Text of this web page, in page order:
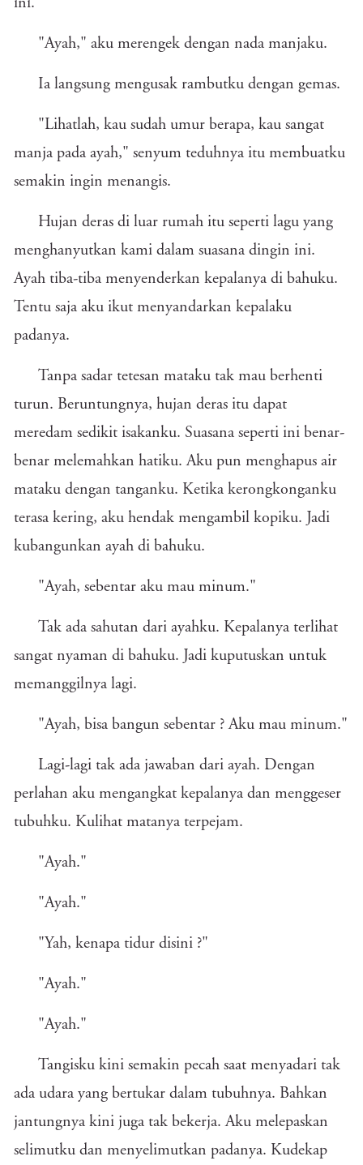
ini."
"Ayah," aku merengek dengan nada manjaku.
Ia langsung mengusak rambutku dengan gemas.
"Lihatlah, kau sudah umur berapa, kau sangat
manja pada ayah," senyum teduhnya itu membuatku
semakin ingin menangis.
Hujan deras di luar rumah itu seperti lagu yang
menghanyutkan kami dalam suasana dingin ini.
Ayah tiba-tiba menyenderkan kepalanya di bahuku.
Tentu saja aku ikut menyandarkan kepalaku
padanya.
Tanpa sadar tetesan mataku tak mau berhenti
turun. Beruntungnya, hujan deras itu dapat
meredam sedikit isakanku. Suasana seperti ini benar-
benar melemahkan hatiku. Aku pun menghapus air
mataku dengan tanganku. Ketika kerongkonganku
terasa kering, aku hendak mengambil kopiku. Jadi
kubangunkan ayah di bahuku.
"Ayah, sebentar aku mau minum."
Tak ada sahutan dari ayahku. Kepalanya terlihat
sangat nyaman di bahuku. Jadi kuputuskan untuk
memanggilnya lagi.
"Ayah, bisa bangun sebentar ? Aku mau minum."
Lagi-lagi tak ada jawaban dari ayah. Dengan
perlahan aku mengangkat kepalanya dan menggeser
tubuhku. Kulihat matanya terpejam.
"Ayah."
"Ayah."
"Yah, kenapa tidur disini ?"
"Ayah."
"Ayah."
Tangisku kini semakin pecah saat menyadari tak
ada udara yang bertukar dalam tubuhnya. Bahkan
jantungnya kini juga tak bekerja. Aku melepaskan
selimutku dan menyelimutkan padanya. Kudekap